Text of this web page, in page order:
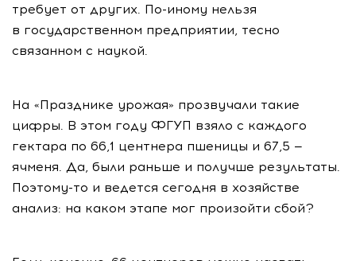
требует от других. По-иному нельзя
в государственном предприятии, тесно
связанном с наукой.
На «Празднике урожая» прозвучали такие
цифры. В этом году ФГУП взяло с каждого
гектара по 66,1 центнера пшеницы и 67,5 —
ячменя. Да, были раньше и получше результаты.
Поэтому-то и ведется сегодня в хозяйстве
анализ: на каком этапе мог произойти сбой?